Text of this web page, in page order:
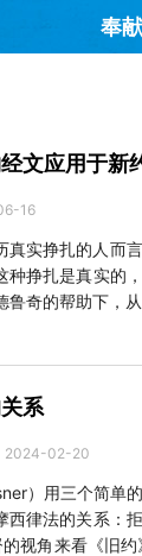
奉献
访谈
解经式
查看全部
查看全部
条款
里语
罗马尼亚语
耳其语
尔维亚语
文应用于新
16
真实挣扎的人而
种挣扎是真实的
鲁奇的帮助下，
系
2024-02-20
）用三个简单
西律法的关系：
视角来看《旧约